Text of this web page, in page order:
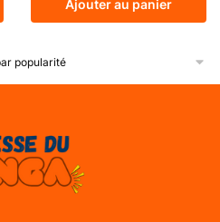
Ajouter au panier